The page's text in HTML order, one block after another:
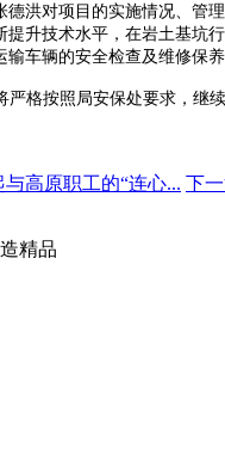
洪对项目的实施情况、管
升技术水平，在岩土基坑
车辆的安全检查及维修保
严格按照局安保处要求，继
与高原职工的“连心... 下
精品